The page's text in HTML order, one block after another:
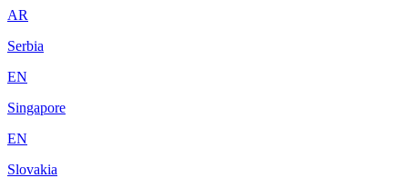
AR
Serbia
EN
Singapore
EN
Slovakia